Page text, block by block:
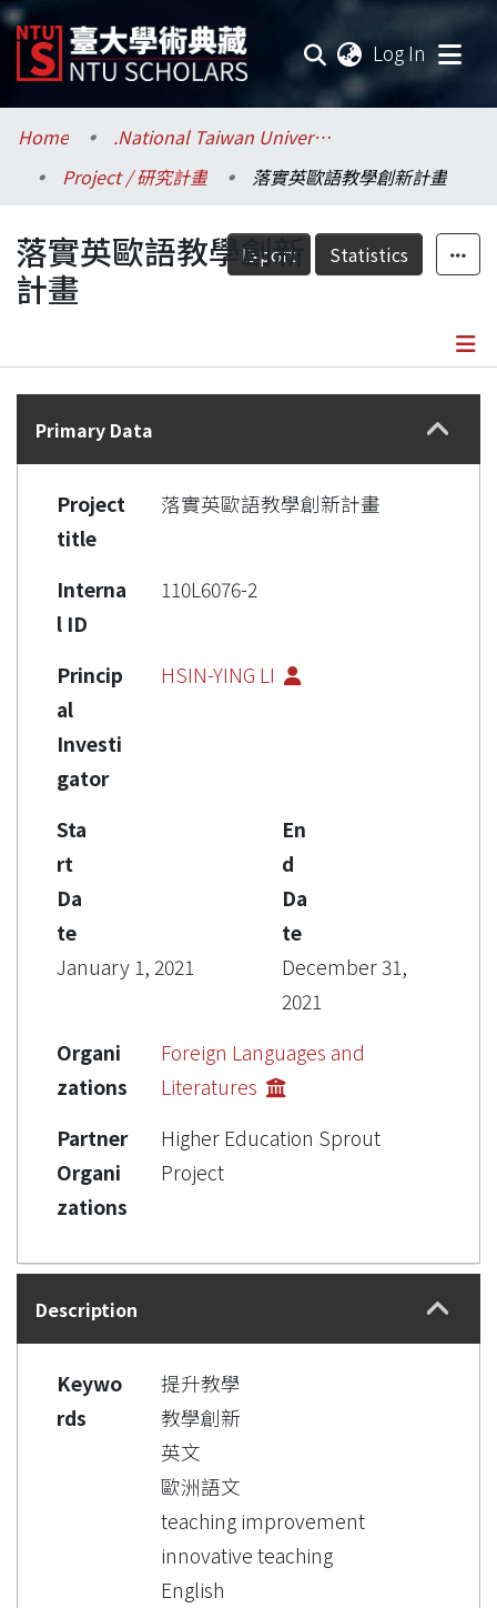
Log In
Communities & Collections
Research Outputs
Fundings & Projects
Researchers
Statistics
Home
.National Taiwan University / 國立臺灣大學
Project / 研究計畫
落實英歐語教學創新計畫
Export Statistics
落實英歐語教學創新
計畫
Details
Primary Data
Project
title
落實英歐語教學創新計畫
Interna
l ID
110L6076-2
Princip
al
Investi
gator
HSIN-YING LI
Sta
rt
Da
te
January 1, 2021
En
d
Da
te
December 31,
2021
Organi
zations
Foreign Languages and
Literatures
Partner
Organi
zations
Higher Education Sprout
Project
Description
Keywo
rds
提升教學
教學創新
英文
歐洲語文
teaching improvement
innovative teaching
English